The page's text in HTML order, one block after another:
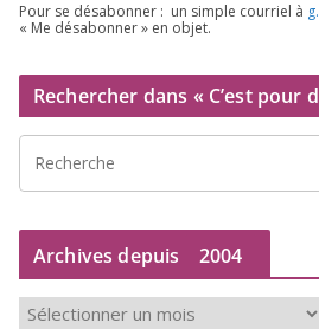
Pour se désa­bon­ner : un simple cour­riel à
« Me désa­bon­ner » en objet.
Rechercher dans « C’est pour
Archives depuis 2004